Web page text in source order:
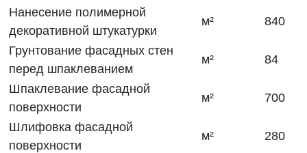
Нанесение полимерной
декоративной штукатурки
м² 840
Грунтование фасадных стен
перед шпаклеванием
м² 84
Шпаклевание фасадной
поверхности
м² 700
Шлифовка фасадной
поверхности
м² 280